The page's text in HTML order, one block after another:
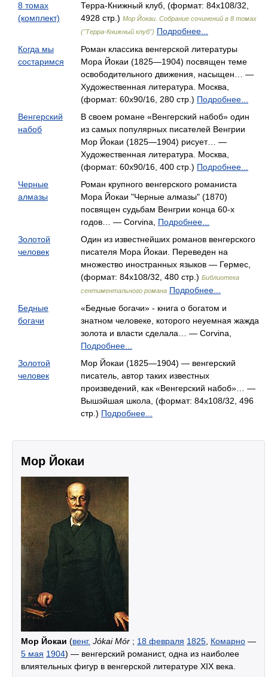
8 томах
(комплект)
Терра-Книжный клуб, (формат: 84x108/32,
4928 стр.) Мор Йокаи. Собрание сочинений в 8 томах
("Терра-Книжный клуб") Подробнее...
Когда мы
состаримся
Роман классика венгерской литературы
Мора Йокаи (1825—1904) посвящен теме
освободительного движения, насыщен… —
Художественная литература. Москва,
(формат: 60x90/16, 280 стр.) Подробнее...
Венгерский
набоб
В своем романе «Венгерский набоб» один
из самых популярных писателей Венгрии
Мор Йокаи (1825—1904) рисует… —
Художественная литература. Москва,
(формат: 60x90/16, 400 стр.) Подробнее...
Черные
алмазы
Роман крупного венгерского романиста
Мора Йокаи "Черные алмазы" (1870)
посвящен судьбам Венгрии конца 60-х
годов… — Corvina, Подробнее...
Золотой
человек
Один из известнейших романов венгерского
писателя Мора Йокаи. Переведен на
множество иностранных языков — Гермес,
(формат: 84x108/32, 480 стр.) Библиотека
сентиментального романа Подробнее...
Бедные
богачи
«Бедные богачи» - книга о богатом и
знатном человеке, которого неуемная жажда
золота и власти сделала… — Corvina,
Подробнее...
Золотой
человек
Мор Йокаи (1825—1904) — венгерский
писатель, автор таких известных
произведений, как «Венгерский набоб»… —
Вышэйшая школа, (формат: 84x108/32, 496
стр.) Подробнее...
Мор Йокаи
Мор Йокаи (венг. Jókai Mór ; 18 февраля 1825 Комарно —
5 мая 1904) — венгерский романист, одна из наиболее
влиятельных фигур в венгерской литературе XIX века.